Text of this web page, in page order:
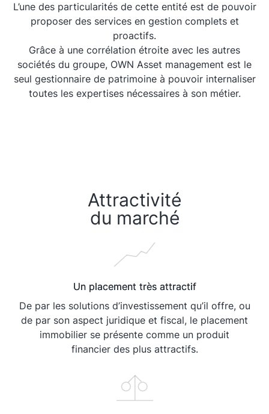
L’une des particularités de cette entité est de pouvoir
proposer des services en gestion complets et
proactifs.
Grâce à une corrélation étroite avec les autres
sociétés du groupe, OWN Asset management est le
seul gestionnaire de patrimoine à pouvoir internaliser
toutes les expertises nécessaires à son métier.
Attractivité
du marché
Un placement très attractif
De par les solutions d’investissement qu’il offre, ou
de par son aspect juridique et fiscal, le placement
immobilier se présente comme un produit
financier des plus attractifs.